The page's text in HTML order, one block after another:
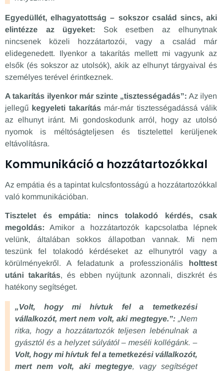
Egyedüllét, elhagyatottság – sokszor család sincs, aki
elintézze az ügyeket: Sok esetben az elhunytnak
nincsenek közeli hozzátartozói, vagy a család már
elidegenedett. Ilyenkor a takarítás mellett mi vagyunk az
elsők (és sokszor az utolsók), akik az elhunyt tárgyaival és
személyes terével érintkeznek.
A takarítás ilyenkor már szinte „tisztességadás”: Az ilyen
jellegű kegyeleti takarításmár-már tisztességadássá válik
az elhunyt iránt. Mi gondoskodunk arról, hogy az utolsó
nyomok is méltóságteljesen és tisztelettel kerüljenek
eltávolításra.
Kommunikáció a hozzátartozókkal
Az empátia és a tapintat kulcsfontosságú a hozzátartozókkal
való kommunikációban.
Tisztelet és empátia: nincs tolakodó kérdés, csak
megoldás: Amikor a hozzátartozók kapcsolatba lépnek
velünk, általában sokkos állapotban vannak. Mi nem
teszünk fel tolakodó kérdéseket az elhunytról vagy a
körülményekről. A feladatunk a professzionális holttest
utáni takarítás, és ebben nyújtunk azonnali, diszkrét és
hatékony segítséget.
„Volt, hogy mi hívtuk fel a temetkezési
vállalkozót, mert nem volt, aki megtegye.”:„Nem
ritka, hogy a hozzátartozók teljesen lebénulnak a
gyásztól és a helyzet súlyától – meséli kollégánk. –
Volt, hogy mi hívtuk fel a temetkezési vállalkozót,
mert nem volt, aki megtegye, vagy segítséget